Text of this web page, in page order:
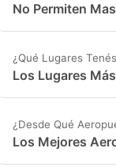
No Permiten
¿Qué Lugares
Los Lugares
¿Desde Qué
Los Mejores